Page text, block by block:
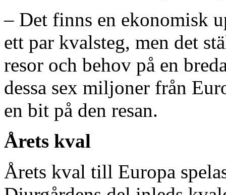
– Det finns en ekonomisk
ett par kvalsteg, men det
resor och behov på en
dessa sex miljoner från
en bit på den resan.
Årets kval
Årets kval till Europa